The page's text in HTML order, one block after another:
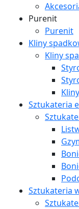
Purenit
Purenit
Kliny
Kliny
Sztukateria
Sztukateria